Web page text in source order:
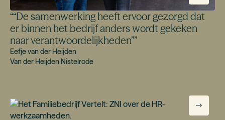
““De samenwerking heeft ervoor gezorgd dat
er binnen het bedrijf anders wordt gekeken
naar verantwoordelijkheden””
Eefje van der Heijden
Van der Heijden Nistelrode